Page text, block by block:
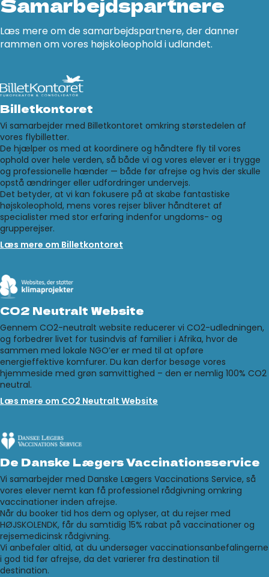
Læs mere om de samarbejdspartnere, der danner
rammen om vores højskoleophold i udlandet.
Billetkontoret
Vi samarbejder med Billetkontoret omkring størstedelen af
vores flybilletter.
De hjælper os med at koordinere og håndtere fly til vores
ophold over hele verden, så både vi og vores elever er i trygge
og professionelle hænder — både før afrejse og hvis der skulle
opstå ændringer eller udfordringer undervejs.
Det betyder, at vi kan fokusere på at skabe fantastiske
højskoleophold, mens vores rejser bliver håndteret af
specialister med stor erfaring indenfor ungdoms- og
grupperejser.
Læs mere om Billetkontoret
CO2 Neutralt Website
Gennem CO2-neutralt website reducerer vi CO2-udledningen,
og forbedrer livet for tusindvis af familier i Afrika, hvor de
sammen med lokale NGO’er er med til at opføre
energieffektive komfurer. Du kan derfor besøge vores
hjemmeside med grøn samvittighed – den er nemlig 100% CO2
neutral.
Læs mere om CO2 Neutralt Website
De Danske Lægers Vaccinationsservice
Vi samarbejder med Danske Lægers Vaccinations Service, så
vores elever nemt kan få professionel rådgivning omkring
vaccinationer inden afrejse.
Når du booker tid hos dem og oplyser, at du rejser med
HØJSKOLENDK, får du samtidig 15% rabat på vaccinationer og
rejsemedicinsk rådgivning.
Vi anbefaler altid, at du undersøger vaccinationsanbefalingerne
i god tid før afrejse, da det varierer fra destination til
destination.